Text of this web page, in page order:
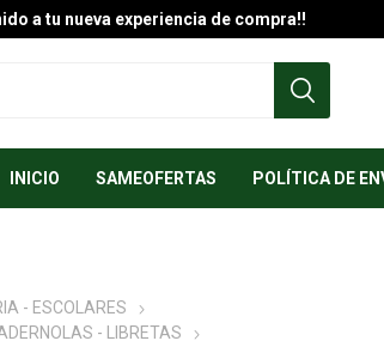
a tu nueva experiencia de compra!!
INICIO SAMEOFERTAS POLÍTICA DE
- ESCOLARES
- LIBRETAS